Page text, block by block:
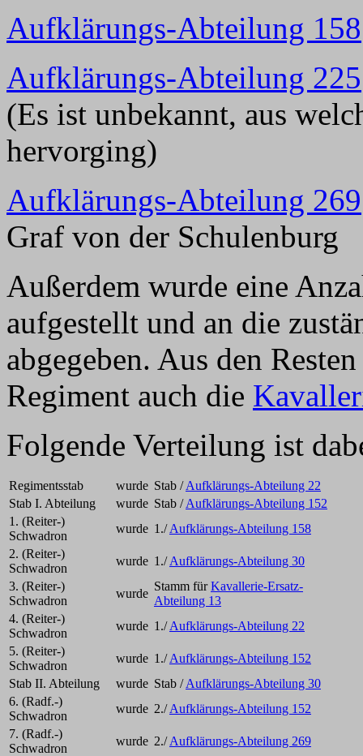
Aufklärungs-Abteilung 158
Aufklärungs-Abteilung 225
(Es ist unbekannt, aus
hervorging)
Aufklärungs-Abteilung 269
Graf von der Schulenburg
Außerdem wurde eine
aufgestellt und an die
abgegeben. Aus den
Regiment auch die
Folgende Verteilung ist
Regimentsstab wurde Stab /Aufklärungs-Abteilung 22
Stab I. Abteilung
wurde Stab /Aufklärungs-Abteilung 152
1. (Reiter-)
Schwadron
wurde 1./Aufklärungs-Abteilung 158
2. (Reiter-)
Schwadron
wurde 1./Aufklärungs-Abteilung 30
3. (Reiter-)
Schwadron
wurde
Stamm fürKavallerie-Ersatz-
Abteilung 13
4. (Reiter-)
Schwadron
wurde 1./Aufklärungs-Abteilung 22
5. (Reiter-)
Schwadron
wurde 1./Aufklärungs-Abteilung 152
Stab II. Abteilung
wurde Stab /Aufklärungs-Abteilung 30
6. (Radf.-)
Schwadron
wurde 2./Aufklärungs-Abteilung 152
7. (Radf.-)
Schwadron
wurde 2./Aufklärungs-Abteilung 269